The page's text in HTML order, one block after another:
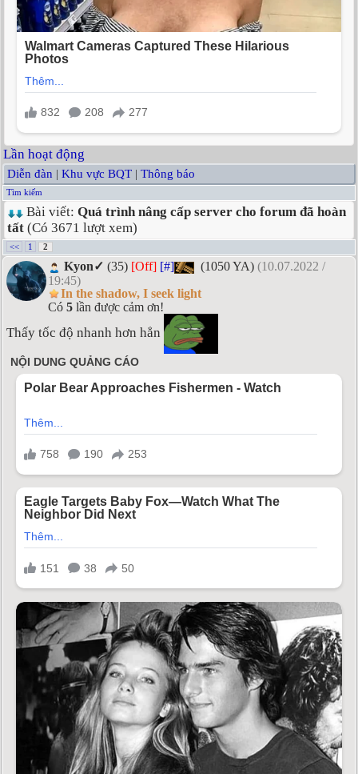
Lần hoạt động
Diễn đàn | Khu vực BQT | Thông báo
Tìm kiếm
Bài viết: Quá trình nâng cấp server cho forum đã hoàn
tất (Có 3671 lượt xem)
<< 1 2
Kyon✓ (35) [Off] [#] (1050 YA) (10.07.2022 /
19:45)
In the shadow, I seek light
Có 5 lần được cảm ơn!
Thấy tốc độ nhanh hơn hẳn